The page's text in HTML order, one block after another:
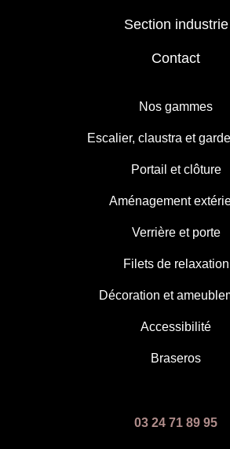
Section industrie
Contact
Nos gammes
Escalier, claustra et
Portail et clôture
Aménagement
Verrière et porte
Filets de relaxation
Décoration et
Accessibilité
Braseros
03 24 71 89 95